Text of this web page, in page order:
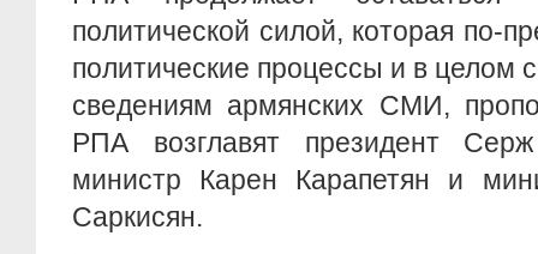
политической силой, которая по-
политические процессы и в целом
сведениям армянских СМИ,
РПА возглавят президент
министр Карен Карапетян и
Саркисян.